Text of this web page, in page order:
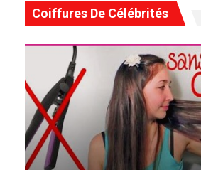
Coiffures De Célébrités